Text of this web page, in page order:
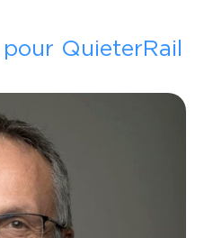
QuieterRail